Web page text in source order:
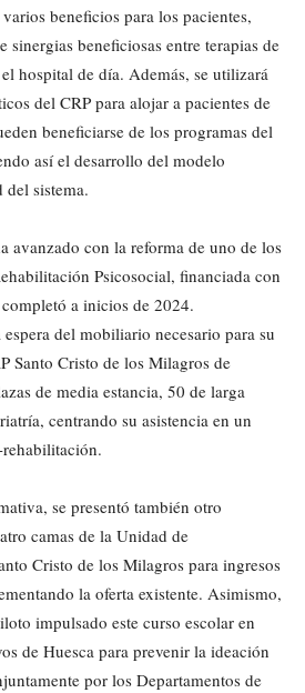
beneficios para los pacientes,
sinergias beneficiosas entre terapias de
hospital de día. Además, se utilizará
del CRP para alojar a pacientes de
beneficiarse de los programas del
así el desarrollo del modelo
sistema.
avanzado con la reforma de uno de los
Psicosocial, financiada con
a inicios de 2024.
del mobiliario necesario para su
Santo Cristo de los Milagros de
de media estancia, 50 de larga
centrando su asistencia en un
se presentó también otro
camas de la Unidad de
Cristo de los Milagros para ingresos
la oferta existente. Asimismo,
impulsado este curso escolar en
de Huesca para prevenir la ideación
por los Departamentos de